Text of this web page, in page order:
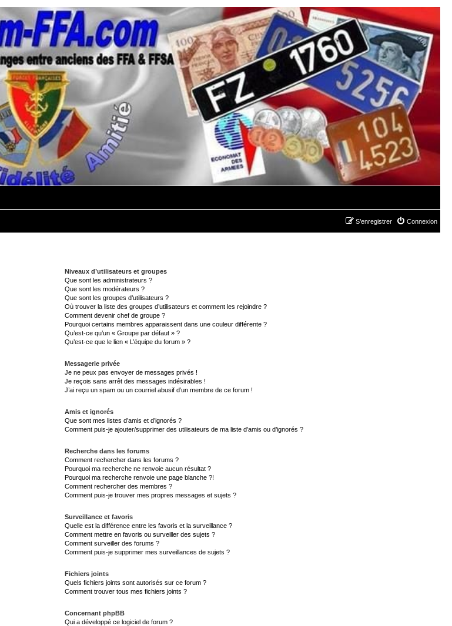
Connexion
S’enregistrer
Niveaux d’utilisateurs et groupes
Que sont les administrateurs ?
Que sont les modérateurs ?
Que sont les groupes d’utilisateurs ?
Où trouver la liste des groupes d’utilisateurs et comment les rejoindre ?
Comment devenir chef de groupe ?
Pourquoi certains membres apparaissent dans une couleur différente ?
Qu’est-ce qu’un « Groupe par défaut » ?
Qu’est-ce que le lien « L’équipe du forum » ?
Messagerie privée
Je ne peux pas envoyer de messages privés !
Je reçois sans arrêt des messages indésirables !
J’ai reçu un spam ou un courriel abusif d’un membre de ce forum !
Amis et ignorés
Que sont mes listes d’amis et d’ignorés ?
Comment puis-je ajouter/supprimer des utilisateurs de ma liste d’amis ou d’ignorés ?
Recherche dans les forums
Comment rechercher dans les forums ?
Pourquoi ma recherche ne renvoie aucun résultat ?
Pourquoi ma recherche renvoie une page blanche ?!
Comment rechercher des membres ?
Comment puis-je trouver mes propres messages et sujets ?
Surveillance et favoris
Quelle est la différence entre les favoris et la surveillance ?
Comment mettre en favoris ou surveiller des sujets ?
Comment surveiller des forums ?
Comment puis-je supprimer mes surveillances de sujets ?
Fichiers joints
Quels fichiers joints sont autorisés sur ce forum ?
Comment trouver tous mes fichiers joints ?
Concernant phpBB
Qui a développé ce logiciel de forum ?